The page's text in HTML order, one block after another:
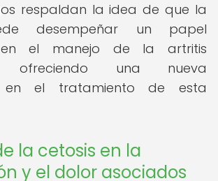
respaldan la idea de que la
desempeñar un papel
en el manejo de la artritis
ofreciendo una nueva
en el tratamiento de esta
la cetosis en la
y el dolor asociados